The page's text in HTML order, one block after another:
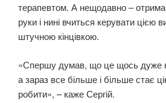
терапевтом. А нещодавно –
руки і нині вчиться керувати цією
штучною кінцівкою.
«Спершу думав, що це щось дуже
а зараз все більше і більше стає
робити», – каже Сергій.